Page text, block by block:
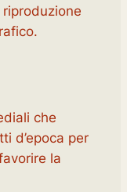
che
d’epoca per
la